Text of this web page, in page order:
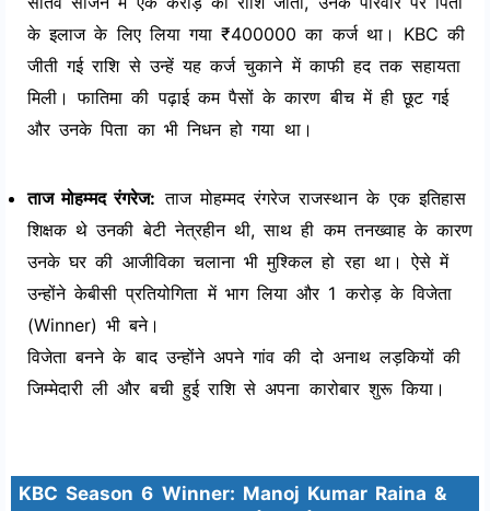
के इलाज के लिए लिया गया ₹400000 का कर्ज था। KBC की
जीती गई राशि से उन्हें यह कर्ज चुकाने में काफी हद तक सहायता
मिली। फातिमा की पढ़ाई कम पैसों के कारण बीच में ही छूट गई
और उनके पिता का भी निधन हो गया था।
ताज मोहम्मद रंगरेज: ताज मोहम्मद रंगरेज राजस्थान के एक इतिहास
शिक्षक थे उनकी बेटी नेत्रहीन थी, साथ ही कम तनख्वाह के कारण
उनके घर की आजीविका चलाना भी मुश्किल हो रहा था। ऐसे में
उन्होंने केबीसी प्रतियोगिता में भाग लिया और 1 करोड़ के विजेता
(Winner) भी बने।
विजेता बनने के बाद उन्होंने अपने गांव की दो अनाथ लड़कियों की
जिम्मेदारी ली और बची हुई राशि से अपना कारोबार शुरू किया।
KBC Season 6 Winner: Manoj Kumar Raina &